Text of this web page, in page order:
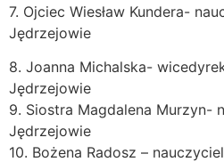
7. Ojciec Wiesław Kundera-
Jędrzejowie
8. Joanna Michalska-
Jędrzejowie
9. Siostra Magdalena Murzyn-
Jędrzejowie
10. Bożena Radosz –